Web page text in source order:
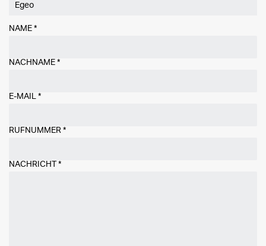
NAME *
NACHNAME *
E-MAIL *
RUFNUMMER *
NACHRICHT *